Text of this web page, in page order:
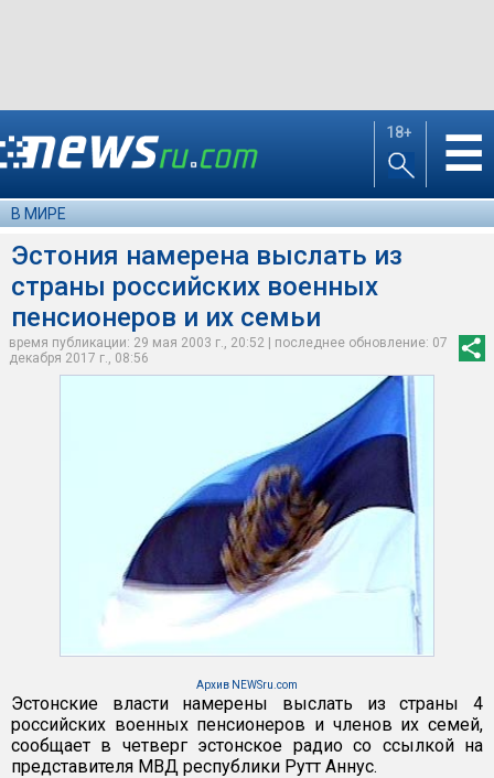
18+ ☰
В МИРЕ
Эстония намерена выслать из
страны российских военных
пенсионеров и их семьи
время публикации: 29 мая 2003 г., 20:52 | последнее обновление: 07
декабря 2017 г., 08:56
Архив NEWSru.com
Эстонские власти намерены выслать из страны 4
российских военных пенсионеров и членов их семей,
сообщает в четверг эстонское радио со ссылкой на
представителя МВД республики Рутт Аннус.